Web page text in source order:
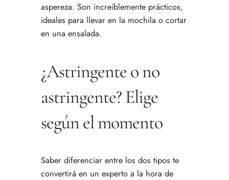
aspereza. Son increíblemente prácticos,
ideales para llevar en la mochila o cortar
en una ensalada.
¿Astringente o no
astringente? Elige
según el momento
Saber diferenciar entre los dos tipos te
convertirá en un experto a la hora de